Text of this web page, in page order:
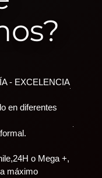
- EXCELENCIA
en diferentes
o Mega +,
máximo